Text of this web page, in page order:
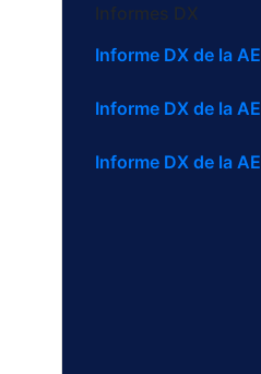
Informes DX
Informe DX de la
Informe DX de la
Informe DX de la